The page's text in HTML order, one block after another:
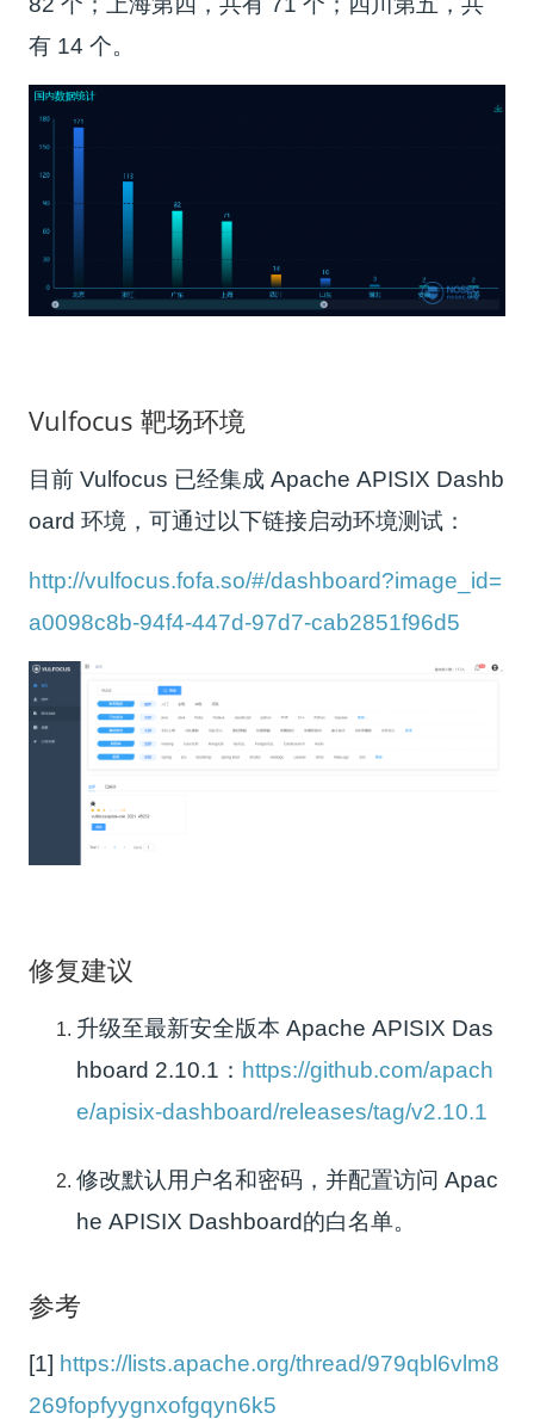
有 14 个。
Vulfocus 靶场环境
目前 Vulfocus 已经集成 Apache APISIX Dashb
oard 环境，可通过以下链接启动环境测试：
http://vulfocus.fofa.so/#/dashboard?image_id=
a0098c8b-94f4-447d-97d7-cab2851f96d5
修复建议
升级至最新安全版本 Apache APISIX Das
hboard 2.10.1： https://github.com/apach
e/apisix-dashboard/releases/tag/v2.10.1
修改默认用户名和密码，并配置访问 Apac
he APISIX Dashboard的白名单。
参考
[1] https://lists.apache.org/thread/979qbl6vlm8
269fopfyygnxofgqyn6k5